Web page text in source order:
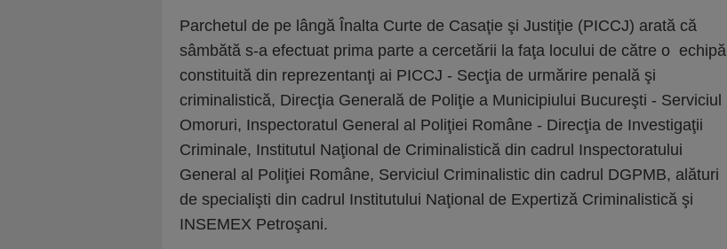
Parchetul de pe lângă Înalta Curte de Casaţie şi Justiţie (PICCJ) arată că
sâmbătă s-a efectuat prima parte a cercetării la faţa locului de către o echipă
constituită din reprezentanţi ai PICCJ - Secţia de urmărire penală şi
criminalistică, Direcţia Generală de Poliţie a Municipiului Bucureşti - Serviciul
Omoruri, Inspectoratul General al Poliţiei Române - Direcţia de Investigaţii
Criminale, Institutul Naţional de Criminalistică din cadrul Inspectoratului
General al Poliţiei Române, Serviciul Criminalistic din cadrul DGPMB, alături
de specialişti din cadrul Institutului Naţional de Expertiză Criminalistică şi
INSEMEX Petroşani.